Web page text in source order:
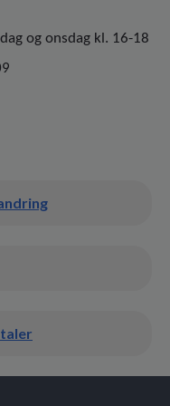
og onsdag kl. 16-18